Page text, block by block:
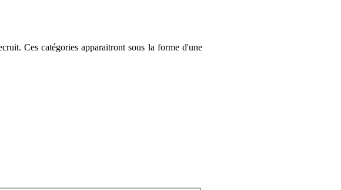
Ces catégories apparaitront sous la forme d'une